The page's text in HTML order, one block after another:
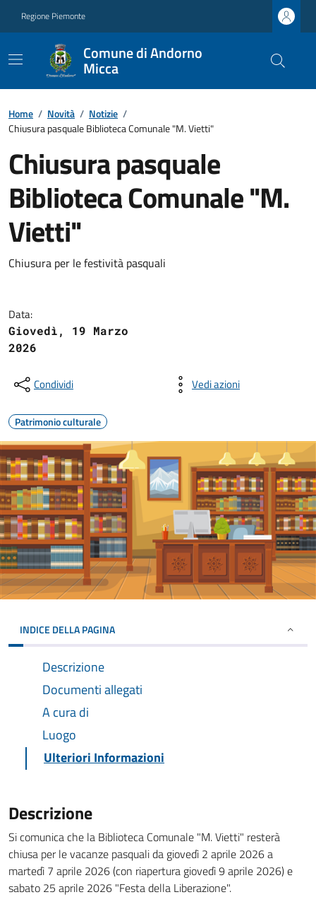
Regione Piemonte
Comune di Andorno
Micca
Home / Novità / Notizie /
Chiusura pasquale Biblioteca Comunale "M. Vietti"
Chiusura pasquale
Biblioteca Comunale "M.
Vietti"
Chiusura per le festività pasquali
Data:
Giovedì, 19 Marzo
2026
Condividi Vedi azioni
Patrimonio culturale
INDICE DELLA PAGINA
Descrizione
Documenti allegati
A cura di
Luogo
Ulteriori Informazioni
Descrizione
Si comunica che la Biblioteca Comunale "M. Vietti" resterà
chiusa per le vacanze pasquali da giovedì 2 aprile 2026 a
martedì 7 aprile 2026 (con riapertura giovedì 9 aprile 2026) e
sabato 25 aprile 2026 "Festa della Liberazione".